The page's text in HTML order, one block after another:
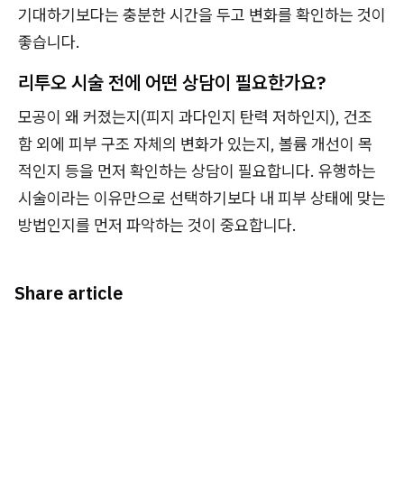
기대하기보다는 충분한 시간을 두고 변화를 확인하는 것이
좋습니다.
리투오 시술 전에 어떤 상담이 필요한가요?
모공이 왜 커졌는지(피지 과다인지 탄력 저하인지), 건조
함 외에 피부 구조 자체의 변화가 있는지, 볼륨 개선이 목
적인지 등을 먼저 확인하는 상담이 필요합니다. 유행하는
시술이라는 이유만으로 선택하기보다 내 피부 상태에 맞는
방법인지를 먼저 파악하는 것이 중요합니다.
Share article